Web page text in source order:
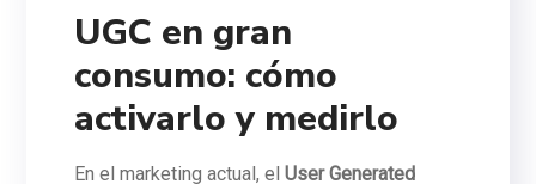
UGC en gran
consumo: cómo
activarlo y medirlo
En el marketing actual, elUser Generated